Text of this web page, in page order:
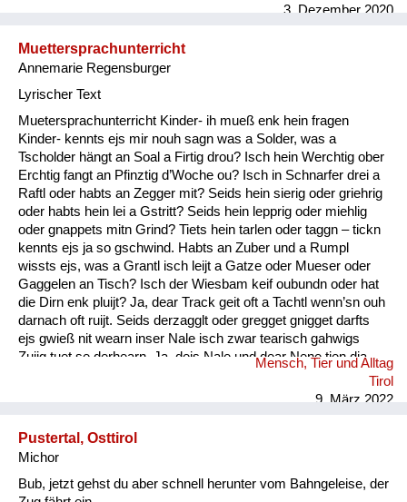
3. Dezember 2020
Muettersprachunterricht
Annemarie Regensburger
Lyrischer Text
Muetersprachunterricht Kinder- ih mueß enk hein fragen
Kinder- kennts ejs mir nouh sagn was a Solder, was a
Tscholder hängt an Soal a Firtig drou? Isch hein Werchtig ober
Erchtig fangt an Pfinztig d’Woche ou? Isch in Schnarfer drei a
Raftl oder habts an Zegger mit? Seids hein sierig oder griehrig
oder habts hein lei a Gstritt? Seids hein lepprig oder miehlig
oder gnappets mitn Grind? Tiets hein tarlen oder taggn – tickn
kennts ejs ja so gschwind. Habts an Zuber und a Rumpl
wissts ejs, was a Grantl isch leijt a Gatze oder Mueser oder
Gaggelen an Tisch? Isch der Wiesbam keif oubundn oder hat
die Dirn enk pluijt? Ja, dear Track geit oft a Tachtl wenn’sn ouh
darnach oft ruijt. Seids derzagglt oder gregget gnigget darfts
ejs gwieß nit wearn inser Nale isch zwar tearisch gahwigs
Zuijg tuet se derhearn. Ja, dejs Nale und dear Nene tien dia
Wearter gwieß verschtiahn. Kinder- ejs darfts nie vergessn :
Mensch, Tier und Alltag
Tirol
9. März 2022
Pustertal, Osttirol
Michor
Bub, jetzt gehst du aber schnell herunter vom Bahngeleise, der